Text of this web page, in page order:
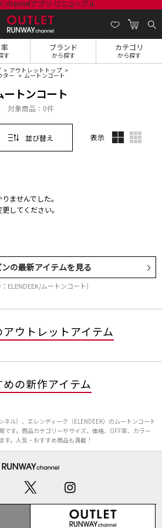
す
ブランド
から探す
カテゴリ
から探す
アウトレットトップ
ター ムートンコート
ートンコート
対象商品： 0件
並び替え 表示
ませんでした。
してください。
の最新アイテムを見る
：ELENDEEK/ムートンコート）
ウトレットアイテム
めの新作アイテム
ネル）、エレンディーク（ELENDEEK）のムートンコート
です。商品カテゴリーやサイズ、価格、OFF率、カラー
。人気・おすすめ商品も満載！